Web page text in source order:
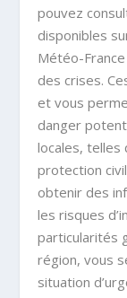
pouvez
disponibles
Météo-
des crises.
et vous
danger
locales, telles
protection
obtenir des
les risques
particularités
région, vous
situation